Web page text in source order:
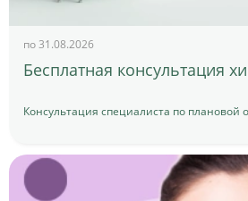
по 31.08.2026
Бесплатная консультация
Консультация специалиста по плановой